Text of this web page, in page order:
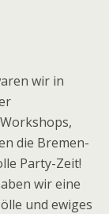
wir in
die Bremen-
Party-Zeit!
wir eine
und ewiges